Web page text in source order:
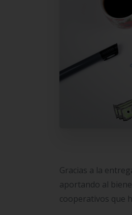
Gracias a la
aportando al
cooperativos que